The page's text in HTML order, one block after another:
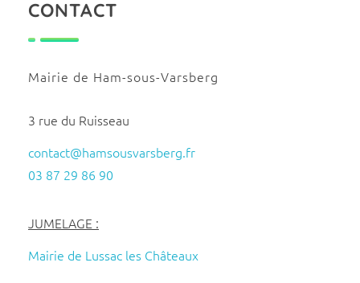
CONTACT
Mairie de Ham-sous-Varsberg
3 rue du Ruisseau
contact@hamsousvarsberg.fr
03 87 29 86 90
JUMELAGE :
Mairie de Lussac les Châteaux